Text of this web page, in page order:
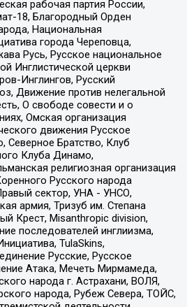
рабочая партия России,
18, Благородный Орден
Национальная
города Череповца,
Русь, Русское национальное
Инглистической церкви
Инглингов, Русский
Движение против нелегальной
О свободе совести и о
Омская организация
движения Русское
Северное Братство, Клуб
Клуба Динамо,
религиозная организация
Русского народа
сектор, УНА - УНСО,
армия, Тризуб им. Степана
Крест, Misanthropic division,
последователей инглиизма,
TulaSkins,
Русские, Русское
Атака, Мечеть Мирмамеда,
народа г. Астрахани, ВОЛЯ,
народа, Рубеж Севера, ТОЙС,